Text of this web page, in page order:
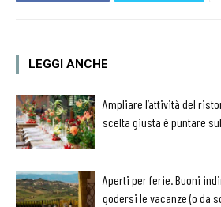
LEGGI ANCHE
Ampliare l’attività del
scelta giusta è puntare
Aperti per ferie. Buoni
godersi le vacanze (o da